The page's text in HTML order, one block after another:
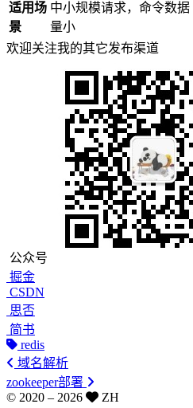
适用场
景
中小规模请求，命令数据
量小
欢迎关注我的其它发布渠道
公众号
掘金
CSDN
思否
简书
redis
域名解析
zookeeper部署
© 2020 – 2026
ZH